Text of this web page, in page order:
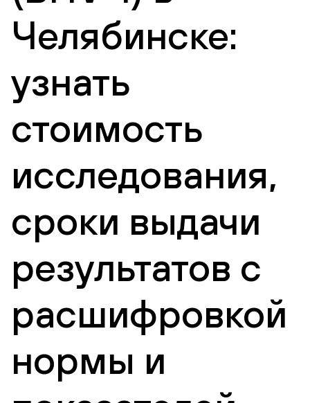
Челябинске:
узнать
стоимость
исследования,
сроки выдачи
результатов с
расшифровкой
нормы и